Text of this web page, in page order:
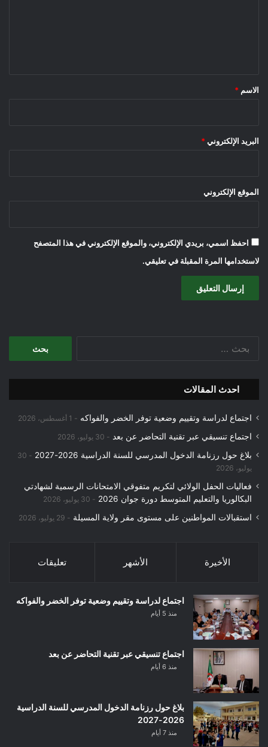
*
الاسم *
البريد الإلكتروني *
الموقع الإلكتروني
احفظ اسمي، بريدي الإلكتروني، والموقع الإلكتروني في هذا المتصفح
لاستخدامها المرة المقبلة في تعليقي.
احدث المقالات
اجتماع لدراسة وتقييم وضعية توفر الخضر والفواكه 1 أغسطس، 2026
اجتماع تنسيقي عبر تقنية التحاضر عن بعد 30 يوليو، 2026
بلاغ حول رزنامة الدخول المدرسي للسنة الدراسية 2026-2027
30
يوليو، 2026
فعاليات الحفل الولائي لتكريم متفوقي الامتحانات الرسمية لشهادتي
البكالوريا والتعليم المتوسط دورة جوان 2026
30 يوليو، 2026
استقبالات المواطنين على مستوى مقر ولاية المسيلة 29 يوليو، 2026
الأخيرة الأشهر تعليقات
اجتماع لدراسة وتقييم وضعية توفر الخضر والفواكه
منذ 5 أيام
اجتماع تنسيقي عبر تقنية التحاضر عن بعد
منذ 6 أيام
بلاغ حول رزنامة الدخول المدرسي للسنة الدراسية
2026-2027
منذ 7 أيام